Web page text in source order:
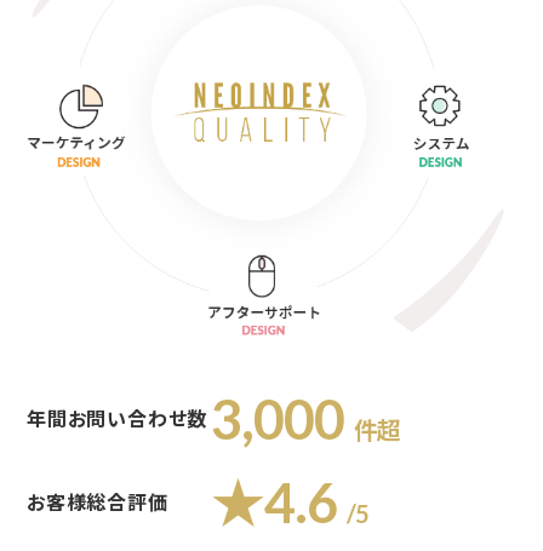
年間お問い合わせ数 3,000 件超
お客様総合評価 ★4.6 /5